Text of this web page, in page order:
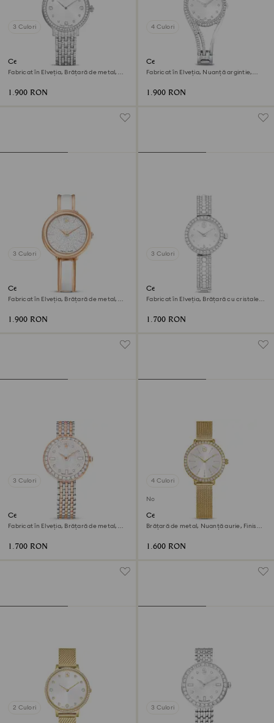
3 Culori
Ceas Imber
Fabricat în Elveția, Brățară de metal,
1.900 RON
4 Culori
Ceas brățară Hyperbola
Fabricat în Elveția, Nuanță argintie,
1.900 RON
3 Culori
Ceas Crystalline bangle
Fabricat în Elveția, Brățară de metal,
1.900 RON
3 Culori
Ceas Matrix pearl bangle
Fabricat în Elveția, Brățară cu cristale,
1.700 RON
3 Culori
Ceas Matrix tennis 7-link
Fabricat în Elveția, Brățară de metal,
1.700 RON
4 Culori
Nou
Ceas Certa
Brățară de metal, Nuanță aurie, Finisaj
1.600 RON
2 Culori 3 Culori